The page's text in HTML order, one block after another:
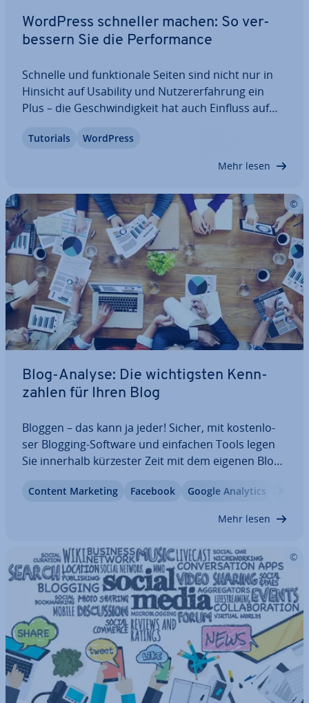
WordPress schneller machen: So ver­
bes­sern Sie die Per­for­mance
Schnelle und funk­tio­na­le Seiten sind nicht nur in
Hinsicht auf Usability und Nut­zer­er­fah­rung ein
Plus – die Ge­schwin­dig­keit hat auch Einfluss auf
Per­for­mance zu ver­bes­sern, gibt es prak­ti­sche
Tutorials WordPress
Mehr lesen
Blog-Analyse: Die wich­tigs­ten Kenn­
zah­len für Ihren Blog
Bloggen – das kann ja jeder! Sicher, mit kos­ten­lo­
ser Blogging-Software und einfachen Tools legen
Sie innerhalb kürzester Zeit mit dem eigenen Blog
er­folg­reich sein und eine treue Le­ser­schaft
Content Marketing Facebook Google Analytics
Mehr lesen